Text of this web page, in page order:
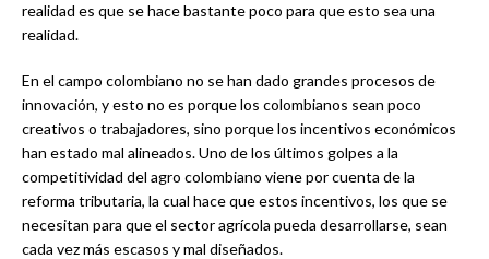
realidad es que se hace bastante poco para que esto sea una
realidad.
En el campo colombiano no se han dado grandes procesos de
innovación, y esto no es porque los colombianos sean poco
creativos o trabajadores, sino porque los incentivos económicos
han estado mal alineados. Uno de los últimos golpes a la
competitividad del agro colombiano viene por cuenta de la
reforma tributaria, la cual hace que estos incentivos, los que se
necesitan para que el sector agrícola pueda desarrollarse, sean
cada vez más escasos y mal diseñados.